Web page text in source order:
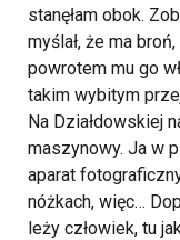
stanęłam obok.
myślał, że ma
powrotem mu go
takim wybitym
Na Działdowskiej
maszynowy. Ja w
aparat
nóżkach, więc…
leży człowiek, tu